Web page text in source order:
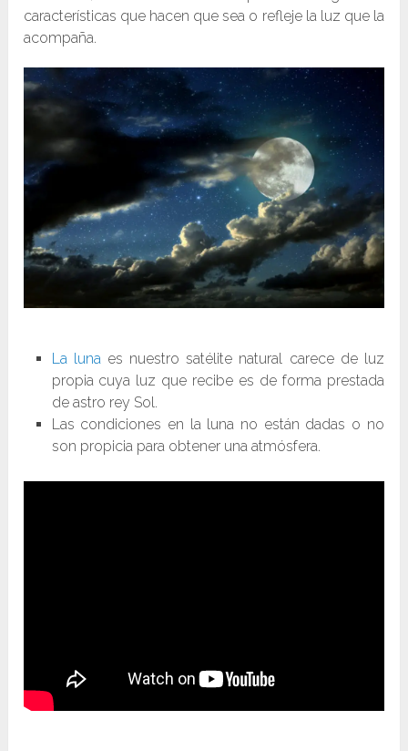
características que hacen que sea o refleje la luz que la
acompaña.
La lunaes nuestro satélite natural carece de luz
propia cuya luz que recibe es de forma prestada
de astro rey Sol.
Las condiciones en la luna no están dadas o no
son propicia para obtener una atmósfera.